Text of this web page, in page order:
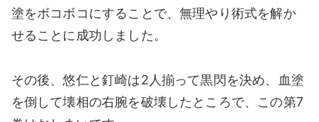
塗をボコボコにすることで、無理やり術式を解か
せることに成功しました。
その後、悠仁と釘崎は2人揃って黒閃を決め、血塗
を倒して壊相の右腕を破壊したところで、この第7